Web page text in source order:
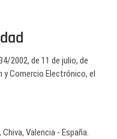
2002, de 11 de julio, de
y Comercio Electrónico, el
Valencia - España.